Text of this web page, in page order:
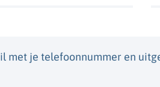
met je telefoonnummer en